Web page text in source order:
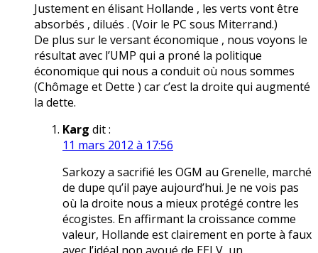
Justement en élisant Hollande , les verts vont être
absorbés , dilués . (Voir le PC sous Miterrand.)
De plus sur le versant économique , nous voyons le
résultat avec l’UMP qui a proné la politique
économique qui nous a conduit où nous sommes
(Chômage et Dette ) car c’est la droite qui augmenté
la dette.
Karg dit :
11 mars 2012 à 17:56
Sarkozy a sacrifié les OGM au Grenelle, marché
de dupe qu’il paye aujourd’hui. Je ne vois pas
où la droite nous a mieux protégé contre les
écogistes. En affirmant la croissance comme
valeur, Hollande est clairement en porte à faux